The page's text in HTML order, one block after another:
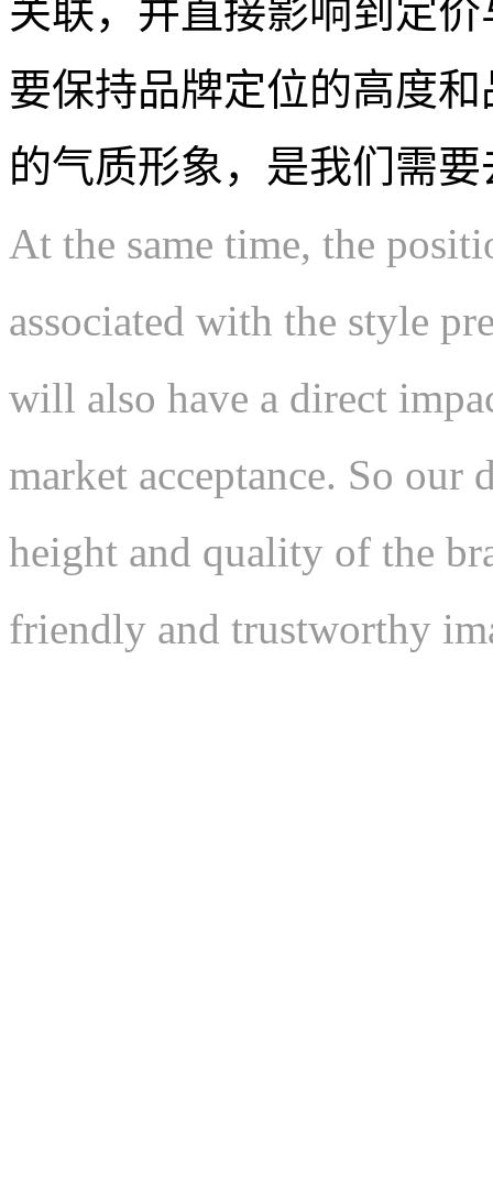
关联，并直接影响到定
要保持品牌定位的高度
的气质形象，是我们需
At the same time, the
associated with the style
will also have a direct
market acceptance. So our
height and quality of the
friendly and trustworthy